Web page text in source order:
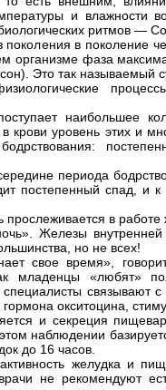
и влажности
ритмов —
поколения в поколение
организме фаза
Это так называемый
наибольшее
уро­вень этих и
периода
постепенный спад,
прослеживается в
Железы
но не всех!
свое время»,
младенцы «лю­бят»
специалисты связывают
окситоцина,
и секреция
наблюдении
до 16 часов.
желудка и
не рекомендуют